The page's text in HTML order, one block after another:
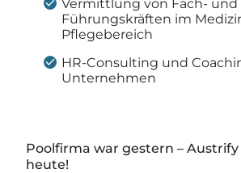
Vermittlung von Fach- und
Führungskräften im
Pflegebereich
HR-Consulting und
Unternehmen
Poolfirma war gestern – Austrify
heute!